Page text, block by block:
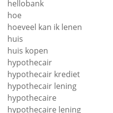
hellobank
hoe
hoeveel kan ik lenen
huis
huis kopen
hypothecair
hypothecair krediet
hypothecair lening
hypothecaire
hypothecaire lening